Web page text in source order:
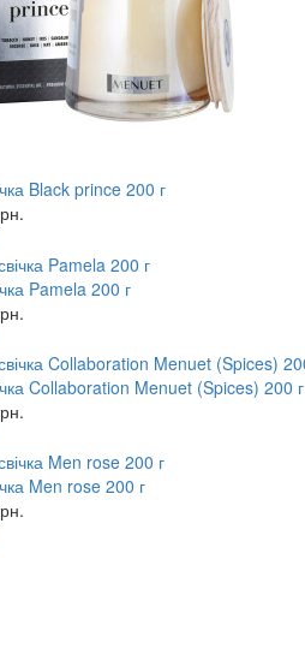
Black prince 200 г
Pamela 200 г
Collaboration Menuet (Spices) 200 г
Men rose 200 г